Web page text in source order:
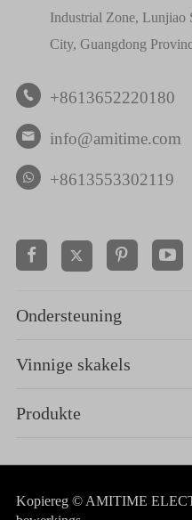
Industrial Zone, Lunjiao
City, Guangdong
 +8613652220180
 info@amitime.com
+8613553302119

Ondersteuning
Vinnige skakels
Produkte
Kopiereg © AMITIME